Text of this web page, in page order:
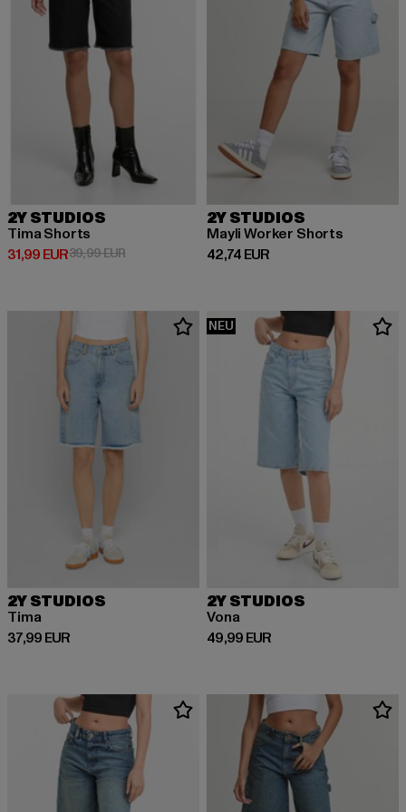
2Y STUDIOS
Tima Shorts
31,99 EUR
Derzeitiger Preis: 31,99 EUR
39,99 EURAktionspreis: 39,99 EUR
2Y STUDIOS
Mayli Worker Shorts
42,74 EUR
Derzeitiger Preis: 42,74 EUR
2Y STUDIOS
Tima
37,99 EUR
Derzeitiger Preis: 37,99 EUR
NEU
2Y STUDIOS
Vona
49,99 EUR
Derzeitiger Preis: 49,99 EUR